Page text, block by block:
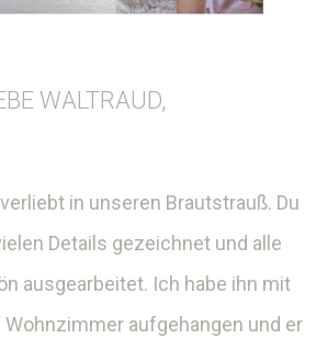
WALTRAUD,
in unseren Brautstrauß. Du
Details gezeichnet und alle
ausgearbeitet. Ich habe ihn mit
Wohnzimmer aufgehangen und er